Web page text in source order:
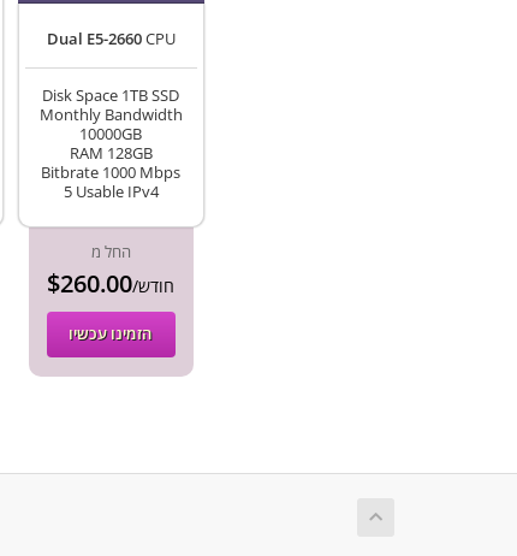
Dual E5-2660CPU
Disk Space 1TB SSD
Monthly Bandwidth
10000GB
RAM 128GB
Bitbrate 1000 Mbps
5 Usable IPv4
החל מ
$260.00 /חודש
הזמינו עכשיו